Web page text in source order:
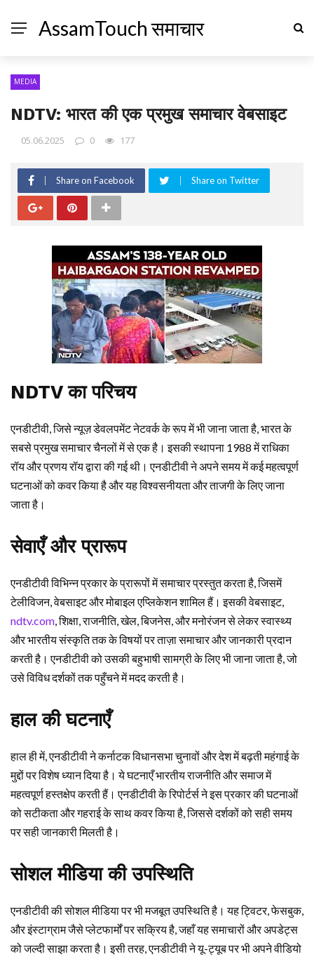
AssamTouch समाचार
MEDIA
NDTV: भारत की एक प्रमुख समाचार वेबसाइट
05.06.2025 0 177
Share on Facebook Share on Twitter
NDTV का परिचय
एनडीटीवी, जिसे न्यूज़ डेवलपमेंट नेटवर्क के रूप में भी जाना जाता है, भारत के
सबसे प्रमुख समाचार चैनलों में से एक है। इसकी स्थापना 1988 में राधिका
रॉय और प्रणय रॉय द्वारा की गई थी। एनडीटीवी ने अपने समय में कई महत्वपूर्ण
घटनाओं को कवर किया है और यह विश्वसनीयता और ताजगी के लिए जाना
जाता है।
सेवाएँ और प्रारूप
एनडीटीवी विभिन्न प्रकार के प्रारूपों में समाचार प्रस्तुत करता है, जिसमें
टेलीविजन, वेबसाइट और मोबाइल एप्लिकेशन शामिल हैं। इसकी वेबसाइट,
ndtv.com, शिक्षा, राजनीति, खेल, बिजनेस, और मनोरंजन से लेकर स्वास्थ्य
और भारतीय संस्कृति तक के विषयों पर ताज़ा समाचार और जानकारी प्रदान
करती है। एनडीटीवी को उसकी बहुभाषी सामग्री के लिए भी जाना जाता है, जो
उसे विविध दर्शकों तक पहुँचने में मदद करती है।
हाल की घटनाएँ
हाल ही में, एनडीटीवी ने कर्नाटक विधानसभा चुनावों और देश में बढ़ती महंगाई के
मुद्दों पर विशेष ध्यान दिया है। ये घटनाएँ भारतीय राजनीति और समाज में
महत्वपूर्ण हस्तक्षेप करती हैं। एनडीटीवी के रिपोर्टर्स ने इस प्रकार की घटनाओं
को सटीकता और गहराई के साथ कवर किया है, जिससे दर्शकों को सही समय
पर सही जानकारी मिलती है।
सोशल मीडिया की उपस्थिति
एनडीटीवी की सोशल मीडिया पर भी मजबूत उपस्थिति है। यह ट्विटर, फेसबुक,
और इंस्टाग्राम जैसे प्लेटफार्मों पर सक्रिय है, जहाँ यह समाचारों और अपडेट्स
को जल्दी साझा करता है। इसी तरह, एनडीटीवी ने यू-ट्यूब पर भी अपने वीडियो